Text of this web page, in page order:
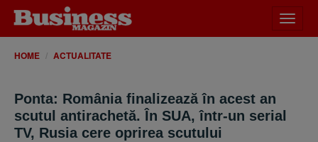
meniu
HOME ACTUALITATE
Ponta: România finalizează în acest an
scutul antirachetă. În SUA, într-un serial
TV, Rusia cere oprirea scutului